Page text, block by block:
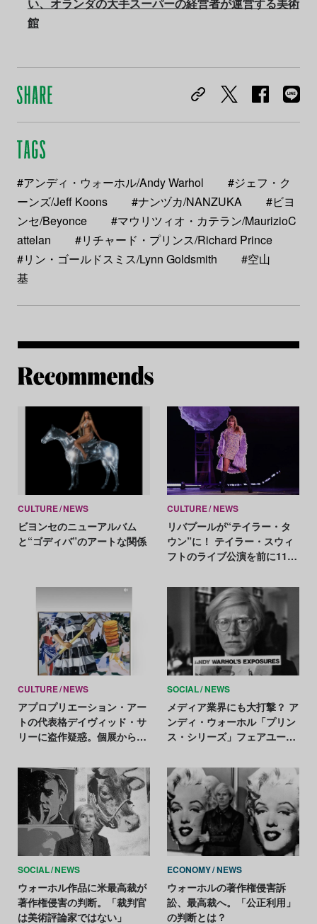
館
#アンディ・ウォーホル/Andy Warhol
#ジェフ・ク
ーンズ/Jeff Koons
#ナンヅカ/NANZUKA
#ビヨ
ンセ/Beyonce
#マウリツィオ・カテラン/MaurizioC
attelan
#リチャード・プリンス/Richard Prince
#リン・ゴールドスミス/Lynn Goldsmith
#空山
基
CULTURE NEWS
ビヨンセのニューアルバム
と“ゴディバ”のアートな関係
CULTURE NEWS
リバプールが“テイラー・タ
ウン”に！ テイラー・スウィ
フトのライブ公演を前に11点
CULTURE NEWS
アプロプリエーション・アー
トの代表格デイヴィッド・サ
リーに盗作疑惑。個展から作
SOCIAL NEWS
メディア業界にも大打撃？ ア
ンディ・ウォーホル「プリン
ス・シリーズ」フェアユース
SOCIAL NEWS
ウォーホル作品に米最高裁が
著作権侵害の判断。「裁判官
は美術評論家ではない」
ECONOMY NEWS
ウォーホルの著作権侵害訴
訟、最高裁へ。「公正利用」
の判断とは？